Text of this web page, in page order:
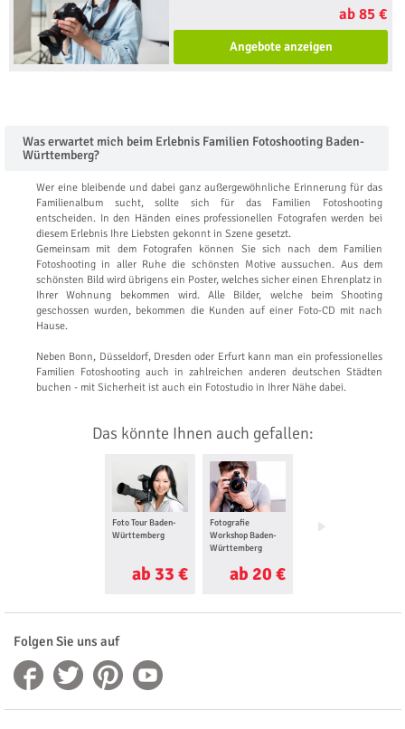
ab 85 €
Angebote anzeigen
Was erwartet mich beim Erlebnis Familien Fotoshooting Baden-
Württemberg?
Wer eine bleibende und dabei ganz außergewöhnliche Erinnerung für das
Familienalbum sucht, sollte sich für das Familien Fotoshooting
entscheiden. In den Händen eines professionellen Fotografen werden bei
diesem Erlebnis Ihre Liebsten gekonnt in Szene gesetzt.
Gemeinsam mit dem Fotografen können Sie sich nach dem Familien
Fotoshooting in aller Ruhe die schönsten Motive aussuchen. Aus dem
schönsten Bild wird übrigens ein Poster, welches sicher einen Ehrenplatz in
Ihrer Wohnung bekommen wird. Alle Bilder, welche beim Shooting
geschossen wurden, bekommen die Kunden auf einer Foto-CD mit nach
Hause.
Neben Bonn, Düsseldorf, Dresden oder Erfurt kann man ein professionelles
Familien Fotoshooting auch in zahlreichen anderen deutschen Städten
buchen - mit Sicherheit ist auch ein Fotostudio in Ihrer Nähe dabei.
Das könnte Ihnen auch gefallen:
Foto Tour Baden-
Württemberg
ab 33 €
Fotografie
Workshop Baden-
Württemberg
ab 20 €
Foto Love Story für
Folgen Sie uns auf